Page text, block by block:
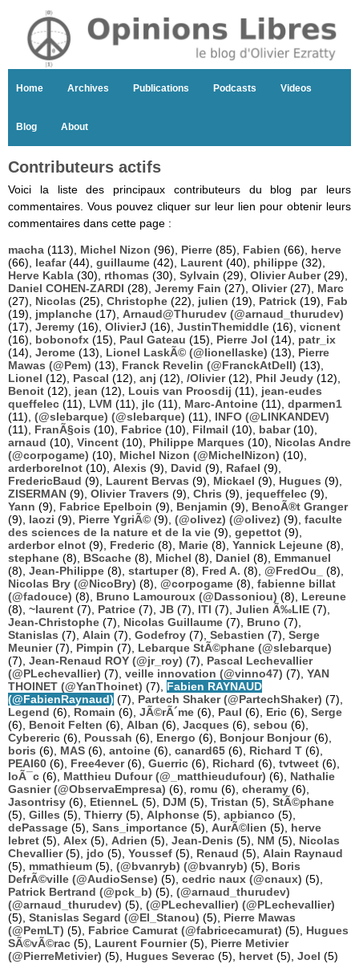
Home Archives Publications Podcasts Videos
Blog About
Contributeurs actifs
Voici la liste des principaux contributeurs du blog par leurs
commentaires. Vous pouvez cliquer sur leur lien pour obtenir leurs
commentaires dans cette page :
macha (113), Michel Nizon (96), Pierre (85), Fabien (66), herve
(66), leafar(44), guillaume (42), Laurent (40), philippe (32),
Herve Kabla (30), rthomas (30), Sylvain (29), Olivier Auber(29),
Daniel COHEN-ZARDI (28), Jeremy Fain (27), Olivier(27), Marc
(27), Nicolas (25), Christophe (22), julien (19), Patrick (19), Fab
(19), jmplanche (17), Arnaud@Thurudev (@arnaud_thurudev)
(17), Jeremy (16), OlivierJ (16), JustinThemiddle (16), vicnent
(16), bobonofx (15), Paul Gateau (15), Pierre Jol (14), patr_ix
(14), Jerome (13), Lionel LaskÃ© (@lionellaske) (13), Pierre
Mawas (@Pem) (13), Franck Revelin (@FranckAtDell) (13),
Lionel (12), Pascal (12), anj (12), /Olivier(12), Phil Jeudy (12),
Benoit (12), jean (12), Louis van Proosdij (11), jean-eudes
queffelec (11), LVM (11), jlc (11), Marc-Antoine (11), dparmen1
(11), (@slebarque) (@slebarque) (11), INFO (@LINKANDEV)
(11), FranÃ§ois (10), Fabrice (10), Filmail (10), babar(10),
arnaud (10), Vincent (10), Philippe Marques (10), Nicolas Andre
(@corpogame) (10), Michel Nizon (@MichelNizon) (10),
arderborelnot (10), Alexis (9), David (9), Rafael (9),
FredericBaud (9), Laurent Bervas (9), Mickael (9), Hugues (9),
ZISERMAN (9), Olivier Travers (9), Chris (9), jequeffelec (9),
Yann (9), Fabrice Epelboin (9), Benjamin (9), BenoÃ®t Granger
(9), laozi (9), Pierre YgriÃ© (9), (@olivez) (@olivez) (9), faculte
des sciences de la nature et de la vie (9), gepettot (9),
arderbor elnot (9), Frederic (8), Marie (8), Yannick Lejeune (8),
stephane (8), BScache (8), Michel (8), Daniel (8), Emmanuel
(8), Jean-Philippe (8), startuper(8), Fred A. (8), @FredOu_
(8),
Nicolas Bry (@NicoBry) (8), @corpogame (8), fabienne billat
(@fadouce) (8), Bruno Lamouroux (@Dassoniou) (8), Lereune
(8), ~laurent (7), Patrice (7), JB (7), ITI (7), Julien Ã‰LIE (7),
Jean-Christophe (7), Nicolas Guillaume (7), Bruno (7),
Stanislas (7), Alain (7), Godefroy (7), Sebastien (7), Serge
Meunier(7), Pimpin (7), Lebarque StÃ©phane (@slebarque)
(7), Jean-Renaud ROY (@jr_roy) (7), Pascal Lechevallier
(@PLechevallier) (7), veille innovation (@vinno47) (7), YAN
THOINET (@YanThoinet) (7), Fabien RAYNAUD
(@FabienRaynaud) (7), Partech Shaker (@PartechShaker) (7),
Legend (6), Romain (6), JÃ©rÃ´me (6), Paul (6), Eric (6), Serge
(6), Benoit Felten (6), Alban (6), Jacques (6), sebou (6),
Cybereric (6), Poussah (6), Energo (6), Bonjour Bonjour(6),
boris (6), MAS (6), antoine (6), canard65 (6), Richard T (6),
PEAI60 (6), Free4ever(6), Guerric (6), Richard (6), tvtweet (6),
loÃ¯c (6), Matthieu Dufour (@_matthieudufour) (6), Nathalie
Gasnier (@ObservaEmpresa) (6), romu (6), cheramy (6),
Jasontrisy (6), EtienneL (5), DJM (5), Tristan (5), StÃ©phane
(5), Gilles (5), Thierry (5), Alphonse (5), apbianco (5),
dePassage (5), Sans_importance (5), AurÃ©lien (5), herve
lebret (5), Alex (5), Adrien (5), Jean-Denis (5), NM (5), Nicolas
Chevallier(5), jdo (5), Youssef (5), Renaud (5), Alain Raynaud
(5), mmathieum (5), (@bvanryb) (@bvanryb) (5), Boris
DefrÃ©ville (@AudioSense) (5), cedric naux (@cnaux) (5),
Patrick Bertrand (@pck_b) (5), (@arnaud_thurudev)
(@arnaud_thurudev) (5), (@PLechevallier) (@PLechevallier)
(5), Stanislas Segard (@El_Stanou) (5), Pierre Mawas
(@PemLT) (5), Fabrice Camurat (@fabricecamurat) (5), Hugues
SÃ©vÃ©rac (5), Laurent Fournier(5), Pierre Metivier
(@PierreMetivier) (5), Hugues Severac (5), hervet (5), Joel (5)